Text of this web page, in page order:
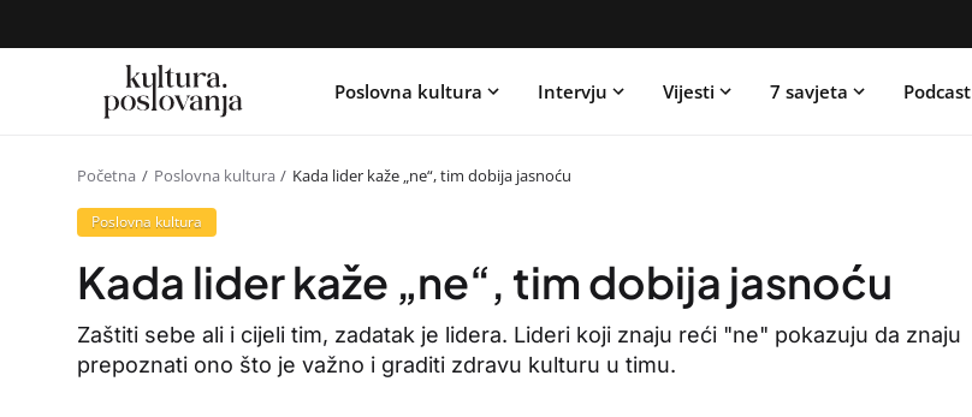
Poslovna kultura Intervju Vijesti 7 savjeta Podcast
Početna Poslovna kultura Kada lider kaže „ne“, tim dobija jasnoću
Poslovna kultura
Kada lider kaže „ne“, tim dobija jasnoću
Zaštiti sebe ali i cijeli tim, zadatak je lidera. Lideri koji znaju reći "ne" pokazuju da znaju
prepoznati ono što je važno i graditi zdravu kulturu u timu.